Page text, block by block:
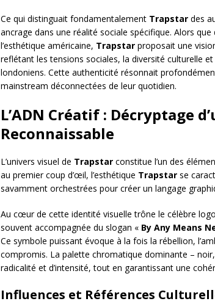
Ce qui distinguait fondamentalement Trapstar des
ancrage dans une réalité sociale spécifique. Alors
l’esthétique américaine, Trapstar proposait une
reflétant les tensions sociales, la diversité culturelle
londoniens. Cette authenticité résonnait
mainstream déconnectées de leur quotidien.
L’ADN Créatif : Décryptage
Reconnaissable
L’univers visuel de Trapstar constitue l’un des
au premier coup d’œil, l’esthétique Trapstar se
savamment orchestrées pour créer un langage
Au cœur de cette identité visuelle trône le célèbre
souvent accompagnée du slogan « By Any Means
Ce symbole puissant évoque à la fois la rébellion,
compromis. La palette chromatique dominante –
radicalité et d’intensité, tout en garantissant une
Influences et Références